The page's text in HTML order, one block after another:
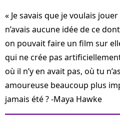
« Je savais que je voulais
n’avais aucune idée de ce
on pouvait faire un film sur
qui ne crée pas
où il n’y en avait pas, où tu
amoureuse beaucoup plus
jamais été ? -Maya Hawke